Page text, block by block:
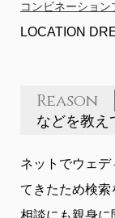
コンビネーショ
LOCATION
Reason
などを教え
ネットでウェ
てきたため検
相談にも親身